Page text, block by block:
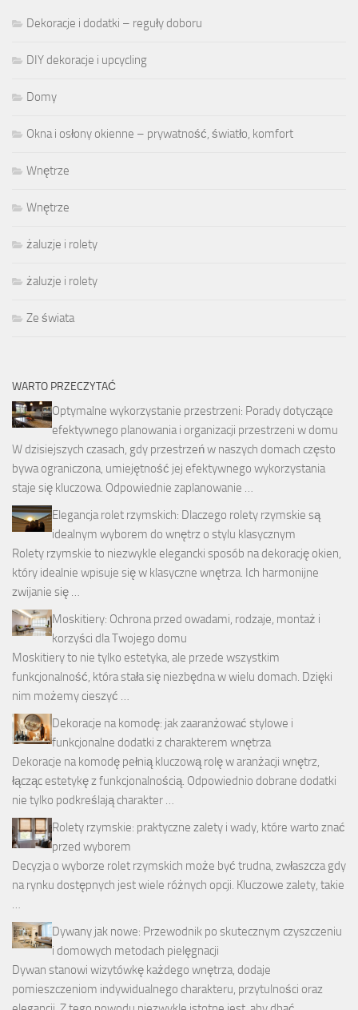
Dekoracje i dodatki – reguły doboru
DIY dekoracje i upcycling
Domy
Okna i osłony okienne – prywatność, światło, komfort
Wnętrze
Wnętrze
żaluzje i rolety
żaluzje i rolety
Ze świata
WARTO PRZECZYTAĆ
Optymalne wykorzystanie przestrzeni: Porady dotyczące
efektywnego planowania i organizacji przestrzeni w domu
W dzisiejszych czasach, gdy przestrzeń w naszych domach często
bywa ograniczona, umiejętność jej efektywnego wykorzystania
staje się kluczowa. Odpowiednie zaplanowanie …
Elegancja rolet rzymskich: Dlaczego rolety rzymskie są
idealnym wyborem do wnętrz o stylu klasycznym
Rolety rzymskie to niezwykle elegancki sposób na dekorację okien,
który idealnie wpisuje się w klasyczne wnętrza. Ich harmonijne
zwijanie się …
Moskitiery: Ochrona przed owadami, rodzaje, montaż i
korzyści dla Twojego domu
Moskitiery to nie tylko estetyka, ale przede wszystkim
funkcjonalność, która stała się niezbędna w wielu domach. Dzięki
nim możemy cieszyć …
Dekoracje na komodę: jak zaaranżować stylowe i
funkcjonalne dodatki z charakterem wnętrza
Dekoracje na komodę pełnią kluczową rolę w aranżacji wnętrz,
łącząc estetykę z funkcjonalnością. Odpowiednio dobrane dodatki
nie tylko podkreślają charakter …
Rolety rzymskie: praktyczne zalety i wady, które warto znać
przed wyborem
Decyzja o wyborze rolet rzymskich może być trudna, zwłaszcza gdy
na rynku dostępnych jest wiele różnych opcji. Kluczowe zalety, takie
…
Dywany jak nowe: Przewodnik po skutecznym czyszczeniu
i domowych metodach pielęgnacji
Dywan stanowi wizytówkę każdego wnętrza, dodaje
pomieszczeniom indywidualnego charakteru, przytulności oraz